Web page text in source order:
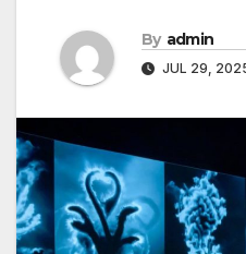
By admin
JUL 29,